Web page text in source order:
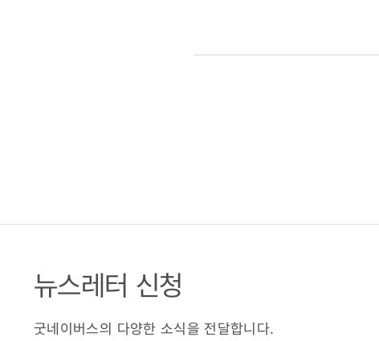
뉴스레터 신청
굿네이버스의 다양한 소식을 전달합니다.